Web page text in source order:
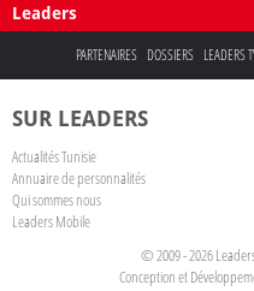
Leaders
PARTENAIRES DOSSIERS LEADERS
SUR LEADERS
Actualités Tunisie
Annuaire de personnalités
Qui sommes nous
Leaders Mobile
© 2009 - 2026
Conception et